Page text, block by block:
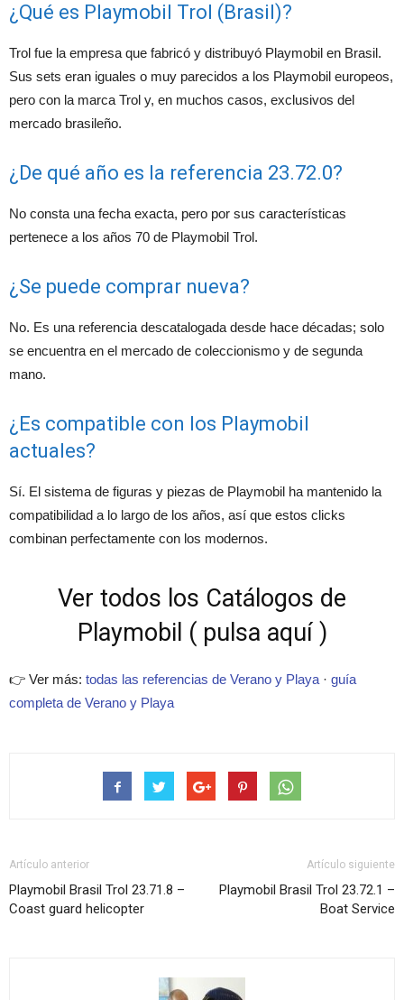
¿Qué es Playmobil Trol (Brasil)?
Trol fue la empresa que fabricó y distribuyó Playmobil en Brasil.
Sus sets eran iguales o muy parecidos a los Playmobil europeos,
pero con la marca Trol y, en muchos casos, exclusivos del
mercado brasileño.
¿De qué año es la referencia 23.72.0?
No consta una fecha exacta, pero por sus características
pertenece a los años 70 de Playmobil Trol.
¿Se puede comprar nueva?
No. Es una referencia descatalogada desde hace décadas; solo
se encuentra en el mercado de coleccionismo y de segunda
mano.
¿Es compatible con los Playmobil
actuales?
Sí. El sistema de figuras y piezas de Playmobil ha mantenido la
compatibilidad a lo largo de los años, así que estos clicks
combinan perfectamente con los modernos.
Ver todos los Catálogos de
Playmobil ( pulsa aquí )
👉 Ver más: todas las referencias de Verano y Playa · guía
completa de Verano y Playa
Artículo anterior
Playmobil Brasil Trol 23.71.8 –
Coast guard helicopter
Artículo siguiente
Playmobil Brasil Trol 23.72.1 –
Boat Service